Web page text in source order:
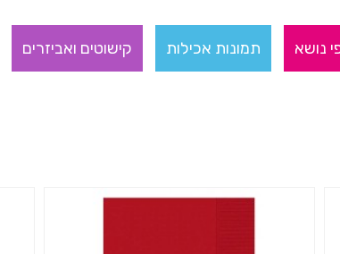
נושא תמונות אכילות קישוטים ואביזרים